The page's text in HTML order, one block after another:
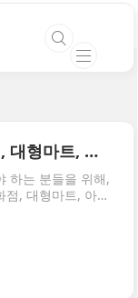
추석 당일에 문여는 쇼핑몰(백화점, 대형마트, 아울렛)
하는 분들을 위해,
, 대형마트, 아울
신다면 쇼핑도 가
, 식당도 있는 아
. 특히 신세계아울